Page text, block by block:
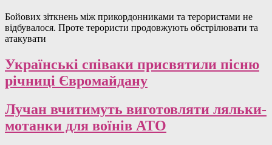
Бойових зіткнень між прикордонниками та терористами не
відбувалося. Проте терористи продовжують обстрілювати та
атакувати
Українські співаки присвятили пісню
річниці Євромайдану
Лучан вчитимуть виготовляти ляльки-
мотанки для воїнів АТО